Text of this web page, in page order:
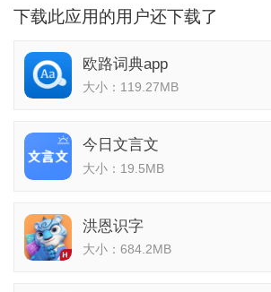
下载此应用的用户还下载了
欧路词典app
大小：119.27MB
今日文言文
大小：19.5MB
洪恩识字
大小：684.2MB